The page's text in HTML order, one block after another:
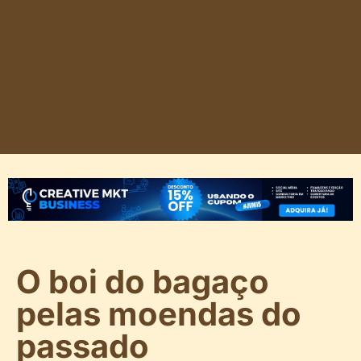
O boi do bagaço
pelas moendas do
passado